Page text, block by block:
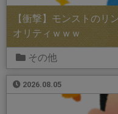
【衝撃】モンストのリ
オリティｗｗｗ
その他
2026.08.05